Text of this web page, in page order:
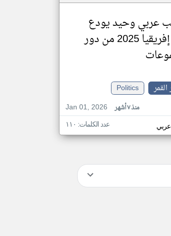
عربي وحيد يودع
كأس إفريقيا 2025 من دور
Politics
Jan 01, 2026
منذ ٧ أشهر
عربي عدد الكلمات: ١١٠